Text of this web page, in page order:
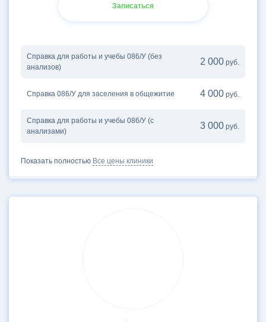
Записаться
Справка для работы и учебы 086/У (без
анализов)
2 000 руб.
Справка 086/У для заселения в общежитие 4 000 руб.
Справка для работы и учебы 086/У (с
анализами)
3 000 руб.
Показать полностью Все цены клиники